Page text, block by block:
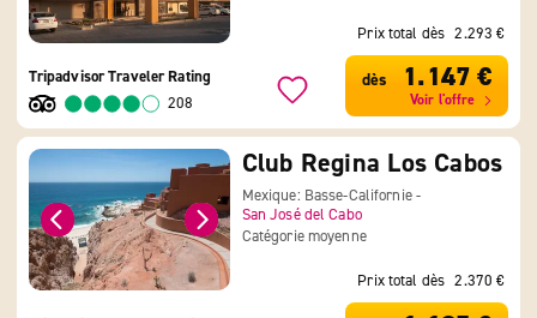
Tripadvisor Traveler Rating
208
Prix total dès 2.293 €
dès 1.147 €
Voir l'offre
Club Regina Los Cabos
Mexique: Basse-Californie -
San José del Cabo
Catégorie moyenne
Prix total dès 2.370 €